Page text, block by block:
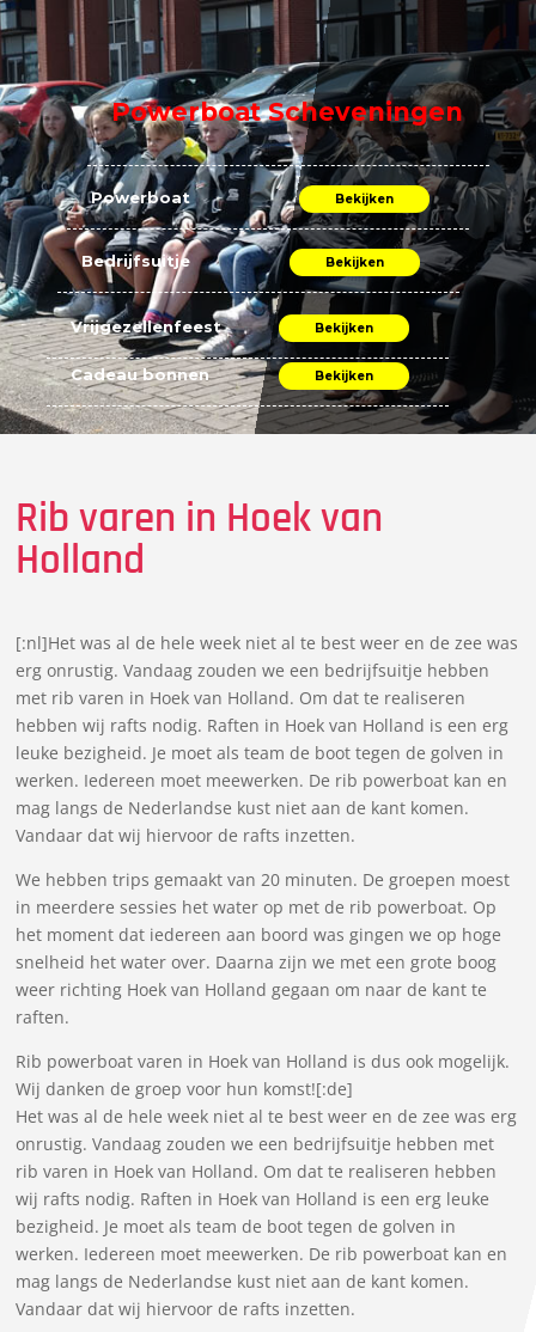
Powerboat Scheveningen
Powerboat Bekijken
Bedrijfsuitje Bekijken
Vrijgezellenfeest Bekijken
Cadeau bonnen Bekijken
Rib varen in Hoek van
Holland
[:nl]Het was al de hele week niet al te best weer en de zee was
erg onrustig. Vandaag zouden we een bedrijfsuitje hebben
met rib varen in Hoek van Holland. Om dat te realiseren
hebben wij rafts nodig. Raften in Hoek van Holland is een erg
leuke bezigheid. Je moet als team de boot tegen de golven in
werken. Iedereen moet meewerken. De rib powerboat kan en
mag langs de Nederlandse kust niet aan de kant komen.
Vandaar dat wij hiervoor de rafts inzetten.
We hebben trips gemaakt van 20 minuten. De groepen moest
in meerdere sessies het water op met de rib powerboat. Op
het moment dat iedereen aan boord was gingen we op hoge
snelheid het water over. Daarna zijn we met een grote boog
weer richting Hoek van Holland gegaan om naar de kant te
raften.
Rib powerboat varen in Hoek van Holland is dus ook mogelijk.
Wij danken de groep voor hun komst![:de]
Het was al de hele week niet al te best weer en de zee was erg
onrustig. Vandaag zouden we een bedrijfsuitje hebben met
rib varen in Hoek van Holland. Om dat te realiseren hebben
wij rafts nodig. Raften in Hoek van Holland is een erg leuke
bezigheid. Je moet als team de boot tegen de golven in
werken. Iedereen moet meewerken. De rib powerboat kan en
mag langs de Nederlandse kust niet aan de kant komen.
Vandaar dat wij hiervoor de rafts inzetten.